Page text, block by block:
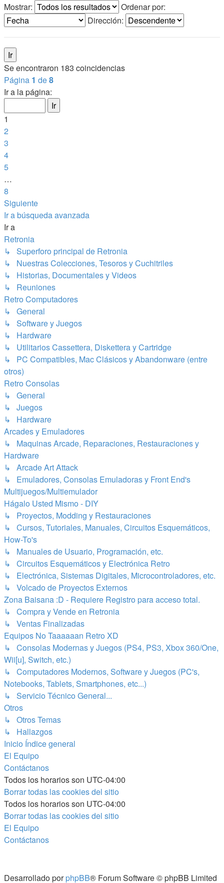
Mostrar:
Ordenar por:
Dirección:
Se encontraron 183 coincidencias
Página 1 de8
Ir a la página:
1
2
3
4
5
…
8
Siguiente
Ir a búsqueda avanzada
Ir a
Retronia
↳ Superforo principal de Retronia
↳ Nuestras Colecciones, Tesoros y Cuchitriles
↳ Historias, Documentales y Videos
↳ Reuniones
Retro Computadores
↳ General
↳ Software y Juegos
↳ Hardware
↳ Utilitarios Cassettera, Diskettera y Cartridge
↳ PC Compatibles, Mac Clásicos y Abandonware (entre
otros)
Retro Consolas
↳ General
↳ Juegos
↳ Hardware
Arcades y Emuladores
↳ Maquinas Arcade, Reparaciones, Restauraciones y
Hardware
↳ Arcade Art Attack
↳ Emuladores, Consolas Emuladoras y Front End's
Multijuegos/Multiemulador
Hágalo Usted Mismo - DIY
↳ Proyectos, Modding y Restauraciones
↳ Cursos, Tutoriales, Manuales, Circuitos Esquemáticos,
How-To's
↳ Manuales de Usuario, Programación, etc.
↳ Circuitos Esquemáticos y Electrónica Retro
↳ Electrónica, Sistemas Digitales, Microcontroladores, etc.
↳ Volcado de Proyectos Externos
Zona Baisana :D - Requiere Registro para acceso total.
↳ Compra y Vende en Retronia
↳ Ventas Finalizadas
Equipos No Taaaaaan Retro XD
↳ Consolas Modernas y Juegos (PS4, PS3, Xbox 360/One,
Wii[u], Switch, etc.)
↳ Computadores Modernos, Software y Juegos (PC's,
Notebooks, Tablets, Smartphones, etc...)
↳ Servicio Técnico General...
Otros
↳ Otros Temas
↳ Hallazgos
Inicio Índice general
El Equipo
Contáctanos
Todos los horarios son UTC-04:00
Borrar todas las cookies del sitio
Todos los horarios son UTC-04:00
Borrar todas las cookies del sitio
El Equipo
Contáctanos
Desarrollado porphpBB® Forum Software © phpBB Limited